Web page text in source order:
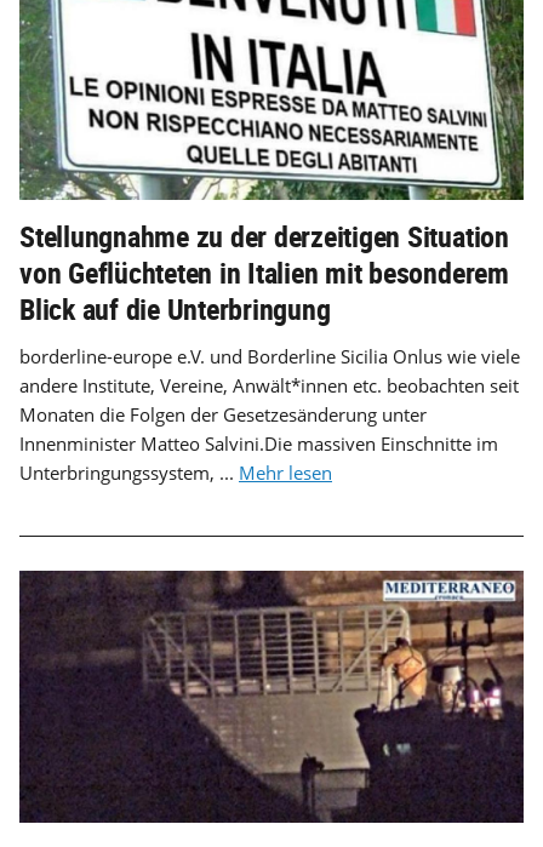
Stellungnahme zu der derzeitigen Situation
von Geflüchteten in Italien mit besonderem
Blick auf die Unterbringung
borderline-europe e.V. und Borderline Sicilia Onlus wie viele
andere Institute, Vereine, Anwält*innen etc. beobachten seit
Monaten die Folgen der Gesetzesänderung unter
Innenminister Matteo Salvini.Die massiven Einschnitte im
Unterbringungssystem, ... Mehr lesen